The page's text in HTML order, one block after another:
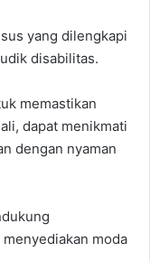
yang dilengkapi
disabilitas.
memastikan
dapat menikmati
dengan nyaman
moda